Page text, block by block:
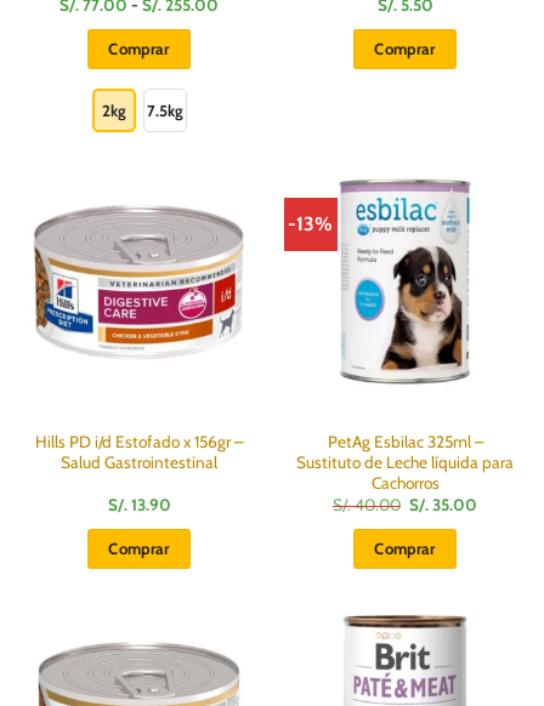
S/.77.00 - S/.255.00
Comprar
producto
tiene
Las
opciones
se
pueden
elegir
en
la
producto
2kg 7.5kg
S/. 5.50
Comprar
Hills PD i/d Estofado x 156gr –
Salud Gastrointestinal
S/.13.90
Comprar
-13%
PetAg Esbilac 325ml –
Sustituto de Leche líquida para
Cachorros
S/.40.00 El
precio
original
era:
S/.
S/.35.00
Comprar